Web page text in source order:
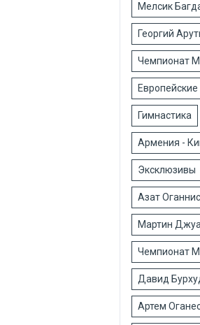
Мелсик
Георгий
Чемпионат
Гимнастика
Армения -
Эксклюзивы
Азат
Мартин
Чемпионат
Давид
Артем